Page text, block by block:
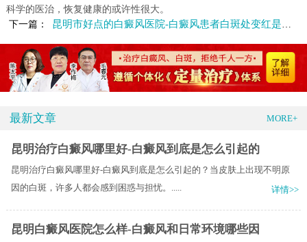
科学的医治，恢复健康的或许性很大。
下一篇：
昆明市好点的白癜风医院-白癜风患者白斑处变红是什么原因
最新文章 MORE+
昆明治疗白癜风哪里好-白癜风到底是怎么引起的
昆明治疗白癜风哪里好-白癜风到底是怎么引起的？当皮肤上出现不明原
因的白斑，许多人都会感到困惑与担忧。.....
详情>>
昆明白癜风医院怎么样-白癜风和日常环境哪些因